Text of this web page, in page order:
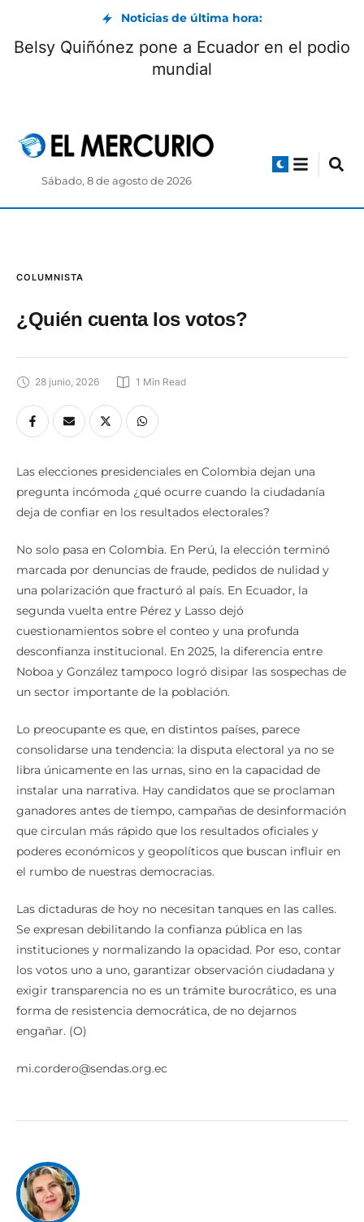
Noticias de última hora:
Belsy Quiñónez pone a Ecuador en el podio
mundial
Sábado, 8 de agosto de 2026
COLUMNISTA
¿Quién cuenta los votos?
28 junio, 2026 1 Min Read
Las elecciones presidenciales en Colombia dejan una
pregunta incómoda ¿qué ocurre cuando la ciudadanía
deja de confiar en los resultados electorales?
No solo pasa en Colombia. En Perú, la elección terminó
marcada por denuncias de fraude, pedidos de nulidad y
una polarización que fracturó al país. En Ecuador, la
segunda vuelta entre Pérez y Lasso dejó
cuestionamientos sobre el conteo y una profunda
desconfianza institucional. En 2025, la diferencia entre
Noboa y González tampoco logró disipar las sospechas de
un sector importante de la población.
Lo preocupante es que, en distintos países, parece
consolidarse una tendencia: la disputa electoral ya no se
libra únicamente en las urnas, sino en la capacidad de
instalar una narrativa. Hay candidatos que se proclaman
ganadores antes de tiempo, campañas de desinformación
que circulan más rápido que los resultados oficiales y
poderes económicos y geopolíticos que buscan influir en
el rumbo de nuestras democracias.
Las dictaduras de hoy no necesitan tanques en las calles.
Se expresan debilitando la confianza pública en las
instituciones y normalizando la opacidad. Por eso, contar
los votos uno a uno, garantizar observación ciudadana y
exigir transparencia no es un trámite burocrático, es una
forma de resistencia democrática, de no dejarnos
engañar. (O)
mi.cordero@sendas.org.ec